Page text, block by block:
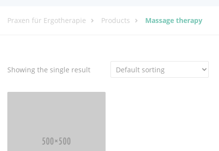
Praxen für Ergotherapie Products Massage therapy
Showing the single result